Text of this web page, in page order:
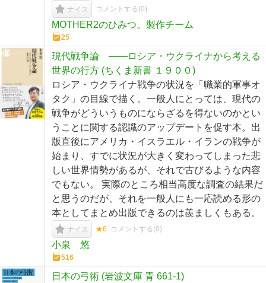
ナイス コメントする(0)
MOTHER2のひみつ。製作チーム
25
現代戦争論 ――ロシア・ウクライナから考える
世界の行方 (ちくま新書 １９００)
ロシア・ウクライナ戦争の状況を「職業的軍事オ
タク」の目線で描く。一般人にとっては、現代の
戦争がどういうものにならざるを得ないのかとい
うことに関する認識のアップデートを促す本。出
版直後にアメリカ・イスラエル・イランの戦争が
始まり、すでに状況が大きく変わってしまった悲
しい世界情勢があるが、それで古びるような内容
でもない。 実際のところ相当高度な調査の結果だ
と思うのだが、それを一般人にも一応読める形の
本としてまとめ出版できるのは羨ましくもある。
ナイス ★6 コメントする(0)
小泉 悠
516
日本の弓術 (岩波文庫 青 661-1)